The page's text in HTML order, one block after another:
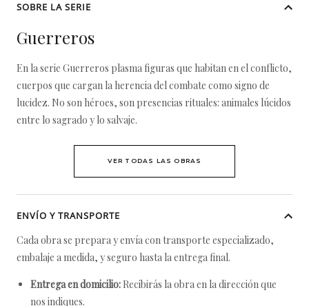
SOBRE LA SERIE
Guerreros
En la serie Guerreros plasma figuras que habitan en el conflicto,
cuerpos que cargan la herencia del combate como signo de
lucidez. No son héroes, son presencias rituales: animales lúcidos
entre lo sagrado y lo salvaje.
VER TODAS LAS OBRAS
ENVÍO Y TRANSPORTE
Cada obra se prepara y envía con transporte especializado,
embalaje a medida, y seguro hasta la entrega final.
Entrega en domicilio: Recibirás la obra en la dirección que
nos indiques.